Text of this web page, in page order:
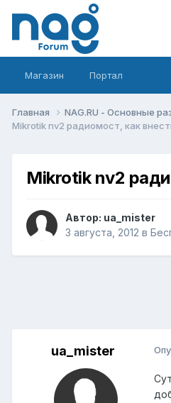
Магазин Портал
Главная NAG.RU - Основные
Mikrotik nv2 радиомост, как
Mikrotik nv2
Автор: ua_mister
3 августа, 2012 в
ua_mister